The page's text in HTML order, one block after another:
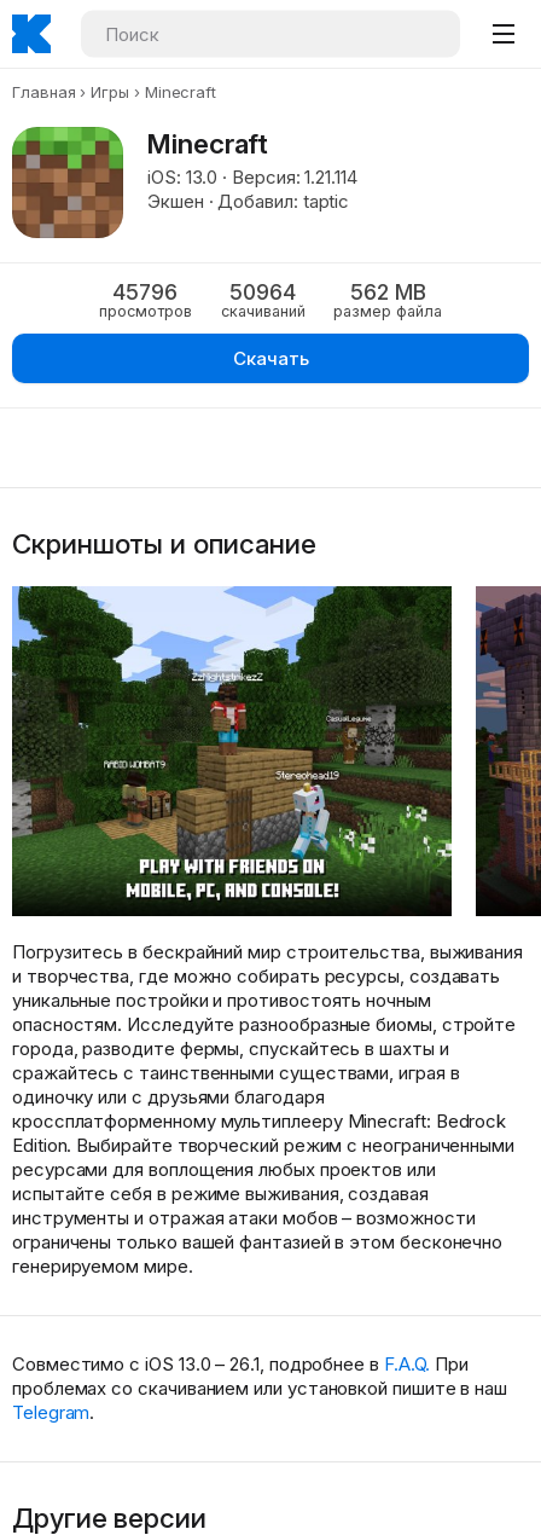
Главная Игры Minecraft
Minecraft
iOS: 13.0 · Версия: 1.21.114
Экшен · Добавил: taptic
45796
просмотров
50964
скачиваний
562 MB
размер файла
Скачать
Скриншоты и описание
Погрузитесь в бескрайний мир строительства, выживания
и творчества, где можно собирать ресурсы, создавать
уникальные постройки и противостоять ночным
опасностям. Исследуйте разнообразные биомы, стройте
города, разводите фермы, спускайтесь в шахты и
сражайтесь с таинственными существами, играя в
одиночку или с друзьями благодаря
кроссплатформенному мультиплееру Minecraft: Bedrock
Edition. Выбирайте творческий режим с неограниченными
ресурсами для воплощения любых проектов или
испытайте себя в режиме выживания, создавая
инструменты и отражая атаки мобов – возможности
ограничены только вашей фантазией в этом бесконечно
генерируемом мире.
Совместимо с iOS 13.0 – 26.1, подробнее в F.A.Q. При
проблемах со скачиванием или установкой пишите в наш
Telegram.
Другие версии